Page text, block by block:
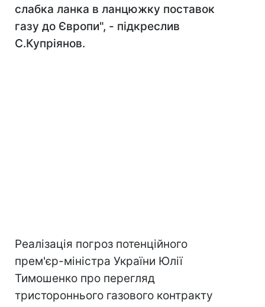
слабка ланка в ланцюжку поставок
газу до Європи", - підкреслив
С.Купріянов.
Реалізація погроз потенційного
прем'єр-міністра України Юлії
Тимошенко про перегляд
триcтороннього газового контракту